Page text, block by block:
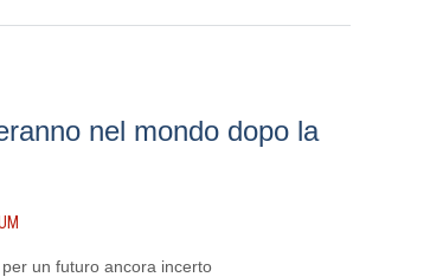
nel mondo dopo la
un futuro ancora incerto